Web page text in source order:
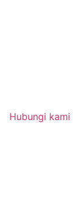
Hubungi kami